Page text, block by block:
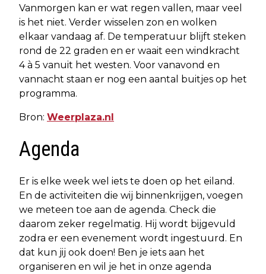
Vanmorgen kan er wat regen vallen, maar veel
is het niet. Verder wisselen zon en wolken
elkaar vandaag af. De temperatuur blijft steken
rond de 22 graden en er waait een windkracht
4 à 5 vanuit het westen. Voor vanavond en
vannacht staan er nog een aantal buitjes op het
programma.
Bron: Weerplaza.nl
Agenda
Er is elke week wel iets te doen op het eiland.
En de activiteiten die wij binnenkrijgen, voegen
we meteen toe aan de agenda. Check die
daarom zeker regelmatig. Hij wordt bijgevuld
zodra er een evenement wordt ingestuurd. En
dat kun jij ook doen! Ben je iets aan het
organiseren en wil je het in onze agenda